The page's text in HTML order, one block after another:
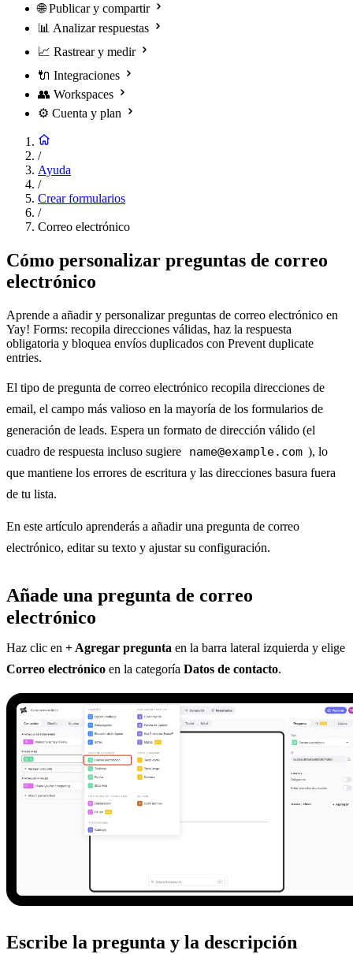
🌐 Publicar y compartir
📊 Analizar respuestas
📈 Rastrear y medir
🔌 Integraciones
👥 Workspaces
⚙️ Cuenta y plan
/
Ayuda
/
Crear formularios
/
Correo electrónico
Cómo personalizar preguntas de correo
electrónico
Aprende a añadir y personalizar preguntas de correo electrónico en
Yay! Forms: recopila direcciones válidas, haz la respuesta
obligatoria y bloquea envíos duplicados con Prevent duplicate
entries.
El tipo de pregunta de correo electrónico recopila direcciones de
email, el campo más valioso en la mayoría de los formularios de
generación de leads. Espera un formato de dirección válido (el
cuadro de respuesta incluso sugiere
name@example.com ), lo
que mantiene los errores de escritura y las direcciones basura fuera
de tu lista.
En este artículo aprenderás a añadir una pregunta de correo
electrónico, editar su texto y ajustar su configuración.
Añade una pregunta de correo
electrónico
Haz clic en + Agregar pregunta en la barra lateral izquierda y elige
Correo electrónico en la categoría Datos de contacto.
Escribe la pregunta y la descripción